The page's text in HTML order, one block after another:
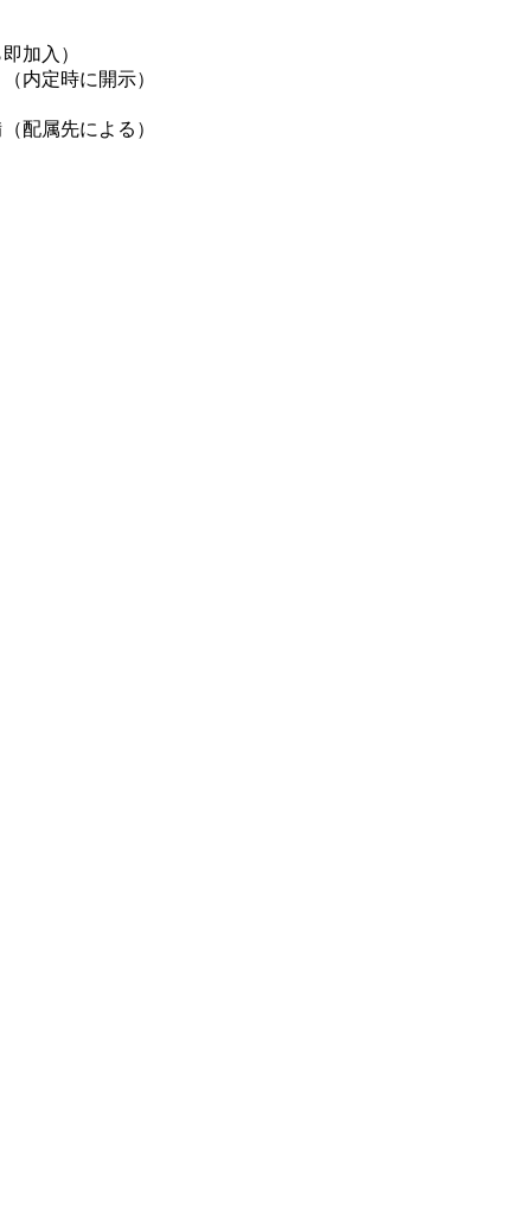
加入）
内定時に開示）
配属先による）